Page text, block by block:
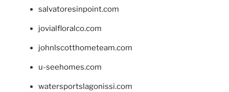
salvatoresinpoint.com
jovialfloralco.com
johnlscotthometeam.com
u-seehomes.com
watersportslagonissi.com